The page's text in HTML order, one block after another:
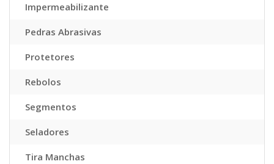
Impermeabilizante
Pedras Abrasivas
Protetores
Rebolos
Segmentos
Seladores
Tira Manchas